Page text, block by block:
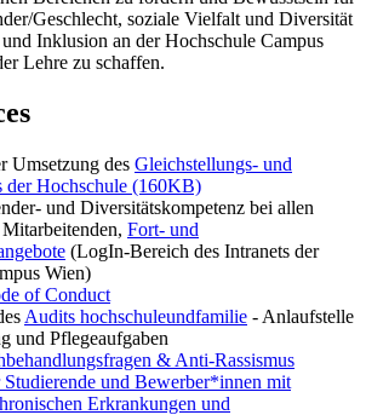
Geschlecht, soziale Vielfalt und Diversität
Inklusion an der Hochschule Campus
Lehre zu schaffen.
Umsetzung des Gleichstellungs- und
der Hochschule (160KB)
und Diversitätskompetenz bei allen
Fort- und
(LogIn-Bereich des Intranets der
Wien)
of Conduct
Audits hochschuleundfamilie - Anlaufstelle
und Pflegeaufgaben
& Anti-Rassismus
und Bewerber*innen mit
Erkrankungen und